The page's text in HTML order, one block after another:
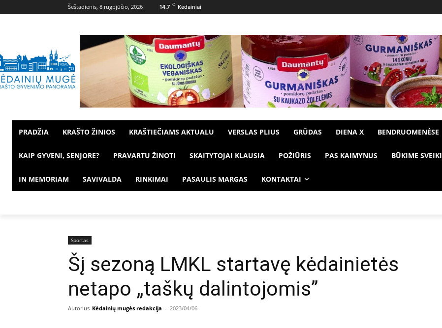
Šeštadienis, 8 rugpjūčio, 2026 14.7 C Kėdainiai
PRADŽIA KRAŠTO ŽINIOS KRAŠTIEČIAMS AKTUALU VERSLAS PLIUS GRŪDAS DIENA X BENDRUOMENĖSE
KAIP GYVENI, SENJORE? PRAVARTU ŽINOTI SKAITYTOJAI KLAUSIA POŽIŪRIS PAS KAIMYNUS BŪKIME SVEIKI
IN MEMORIAM SAVIVALDA RINKIMAI PASAULIS MARGAS KONTAKTAI
Sportas
Šį sezoną LMKL startavę kėdainietės
netapo „taškų dalintojomis”
Autorius Kėdainių mugės redakcija - 2023/04/06